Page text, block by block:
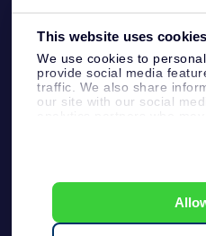
This website uses cookies
We use cookies to
provide social media
traffic. We also share
our site with our social
information that you’ve
OSR Starsaver
星間飛行VRアプリ
返品ポリシ
星座
Customer